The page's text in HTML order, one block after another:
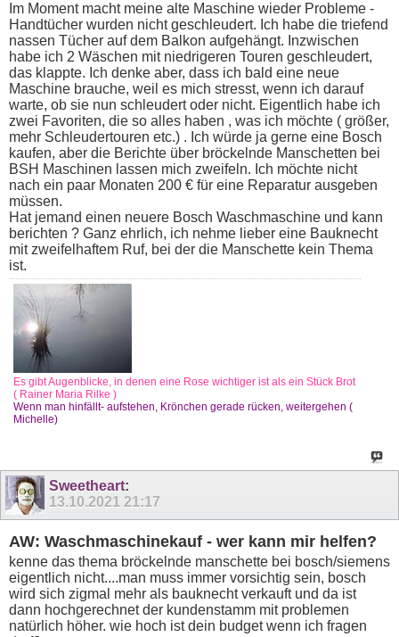
Im Moment macht meine alte Maschine wieder Probleme -
Handtücher wurden nicht geschleudert. Ich habe die triefend
nassen Tücher auf dem Balkon aufgehängt. Inzwischen
habe ich 2 Wäschen mit niedrigeren Touren geschleudert,
das klappte. Ich denke aber, dass ich bald eine neue
Maschine brauche, weil es mich stresst, wenn ich darauf
warte, ob sie nun schleudert oder nicht. Eigentlich habe ich
zwei Favoriten, die so alles haben , was ich möchte ( größer,
mehr Schleudertouren etc.) . Ich würde ja gerne eine Bosch
kaufen, aber die Berichte über bröckelnde Manschetten bei
BSH Maschinen lassen mich zweifeln. Ich möchte nicht
nach ein paar Monaten 200 € für eine Reparatur ausgeben
müssen.
Hat jemand einen neuere Bosch Waschmaschine und kann
berichten ? Ganz ehrlich, ich nehme lieber eine Bauknecht
mit zweifelhaftem Ruf, bei der die Manschette kein Thema
ist.
Es gibt Augenblicke, in denen eine Rose wichtiger ist als ein Stück Brot
( Rainer Maria Rilke )
Wenn man hinfällt- aufstehen, Krönchen gerade rücken, weitergehen (
Michelle)
Sweetheart:
13.10.2021 21:17
AW: Waschmaschinekauf - wer kann mir helfen?
kenne das thema bröckelnde manschette bei bosch/siemens
eigentlich nicht....man muss immer vorsichtig sein, bosch
wird sich zigmal mehr als bauknecht verkauft und da ist
dann hochgerechnet der kundenstamm mit problemen
natürlich höher. wie hoch ist dein budget wenn ich fragen